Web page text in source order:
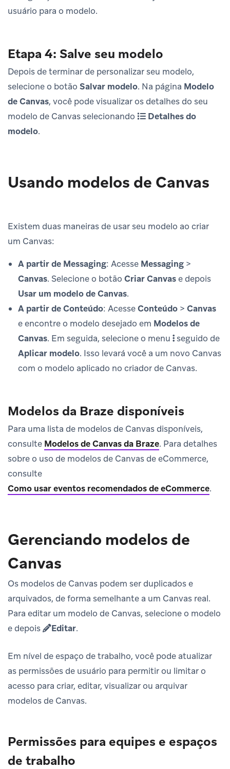
usuário para o modelo.
Etapa 4: Salve seu modelo
Depois de terminar de personalizar seu modelo,
selecione o botão Salvar modelo. Na página Modelo
de Canvas, você pode visualizar os detalhes do seu
modelo de Canvas selecionando
Detalhes do
modelo.
Usando modelos de Canvas
Existem duas maneiras de usar seu modelo ao criar
um Canvas:
A partir de Messaging: Acesse Messaging >
Canvas. Selecione o botão Criar Canvase depois
Usar um modelo de Canvas.
A partir de Conteúdo: AcesseConteúdo > Canvas
e encontre o modelo desejado em Modelos de
Canvas. Em seguida, selecione o menu seguido de
Aplicar modelo. Isso levará você a um novo Canvas
com o modelo aplicado no criador de Canvas.
Modelos da Braze disponíveis
Para uma lista de modelos de Canvas disponíveis,
consulte Modelos de Canvas da Braze. Para detalhes
sobre o uso de modelos de Canvas de eCommerce,
consulte
Como usar eventos recomendados de eCommerce.
Gerenciando modelos de
Canvas
Os modelos de Canvas podem ser duplicados e
arquivados, de forma semelhante a um Canvas real.
Para editar um modelo de Canvas, selecione o modelo
e depois
Editar.
Em nível de espaço de trabalho, você pode atualizar
as permissões de usuário para permitir ou limitar o
acesso para criar, editar, visualizar ou arquivar
modelos de Canvas.
Permissões para equipes e espaços
de trabalho